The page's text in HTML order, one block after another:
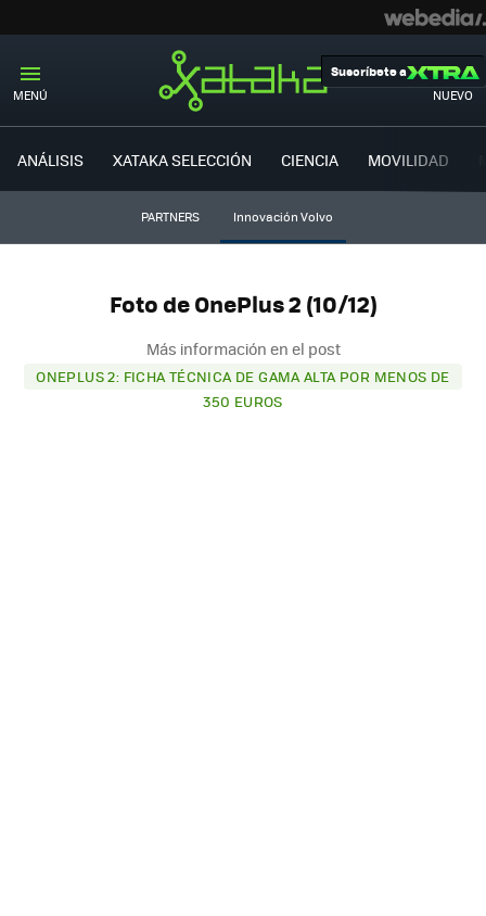
MENÚ NUEVO
Suscríbete a
ANÁLISIS XATAKA SELECCIÓN CIENCIA MOVILIDAD
PARTNERS Innovación Volvo
Foto de OnePlus 2 (10/12)
Más información en el post
ONEPLUS 2: FICHA TÉCNICA DE GAMA ALTA POR MENOS DE
350 EUROS